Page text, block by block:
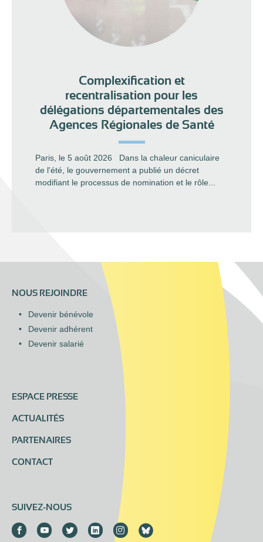
Complexification et
recentralisation pour les
délégations départementales des
Agences Régionales de Santé
Paris, le 5 août 2026 Dans la chaleur caniculaire
de l'été, le gouvernement a publié un décret
modifiant le processus de nomination et le rôle...
NOUS REJOINDRE
Devenir bénévole
Devenir adhérent
Devenir salarié
ESPACE PRESSE
ACTUALITÉS
PARTENAIRES
CONTACT
SUIVEZ-NOUS